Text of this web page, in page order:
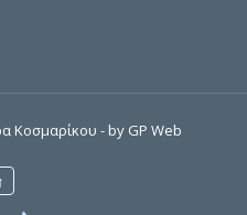
Κοσμαρίκου - by GP Web
↑